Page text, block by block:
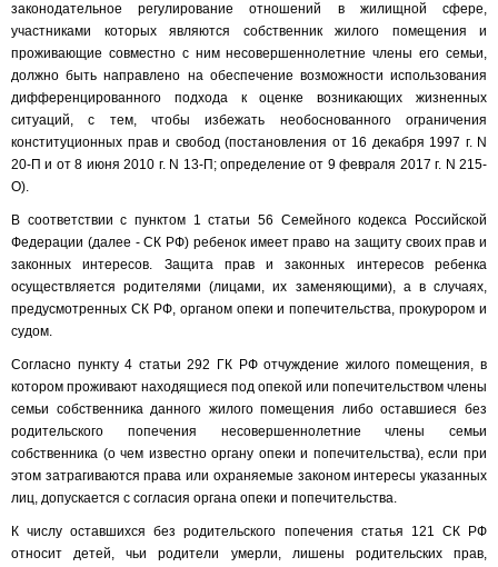
законодательное регулирование отношений в жилищной сфере,
участниками которых являются собственник жилого помещения и
проживающие совместно с ним несовершеннолетние члены его семьи,
должно быть направлено на обеспечение возможности использования
дифференцированного подхода к оценке возникающих жизненных
ситуаций, с тем, чтобы избежать необоснованного ограничения
конституционных прав и свобод (постановления от 16 декабря 1997 г. N
20-П и от 8 июня 2010 г. N 13-П; определение от 9 февраля 2017 г. N 215-
О).
В соответствии с пунктом 1 статьи 56 Семейного кодекса Российской
Федерации (далее - СК РФ) ребенок имеет право на защиту своих прав и
законных интересов. Защита прав и законных интересов ребенка
осуществляется родителями (лицами, их заменяющими), а в случаях,
предусмотренных СК РФ, органом опеки и попечительства, прокурором и
судом.
Согласно пункту 4 статьи 292 ГК РФ отчуждение жилого помещения, в
котором проживают находящиеся под опекой или попечительством члены
семьи собственника данного жилого помещения либо оставшиеся без
родительского попечения несовершеннолетние члены семьи
собственника (о чем известно органу опеки и попечительства), если при
этом затрагиваются права или охраняемые законом интересы указанных
лиц, допускается с согласия органа опеки и попечительства.
К числу оставшихся без родительского попечения статья 121 СК РФ
относит детей, чьи родители умерли, лишены родительских прав,